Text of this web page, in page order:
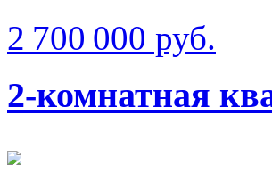
2 700 000 руб.
2-комнатная